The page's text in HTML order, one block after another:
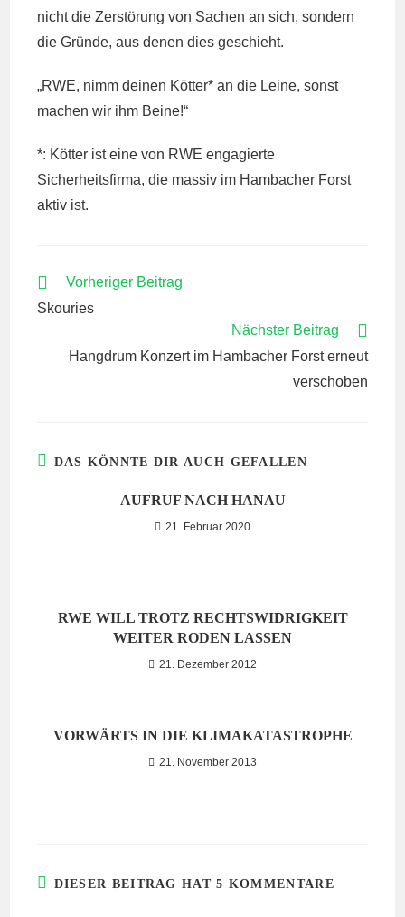
nicht die Zerstörung von Sachen an sich, sondern
die Gründe, aus denen dies geschieht.
„RWE, nimm deinen Kötter* an die Leine, sonst
machen wir ihm Beine!“
*: Kötter ist eine von RWE engagierte
Sicherheitsfirma, die massiv im Hambacher Forst
aktiv ist.
WEITERE
ANSEHEN
Vorheriger Beitrag
Skouries
Nächster Beitrag
Hangdrum Konzert im Hambacher Forst erneut
verschoben
DAS KÖNNTE DIR AUCH GEFALLEN
AUFRUF NACH HANAU
21. Februar 2020
RWE WILL TROTZ RECHTSWIDRIGKEIT
WEITER RODEN LASSEN
21. Dezember 2012
VORWÄRTS IN DIE KLIMAKATASTROPHE
21. November 2013
DIESER BEITRAG HAT 5 KOMMENTARE